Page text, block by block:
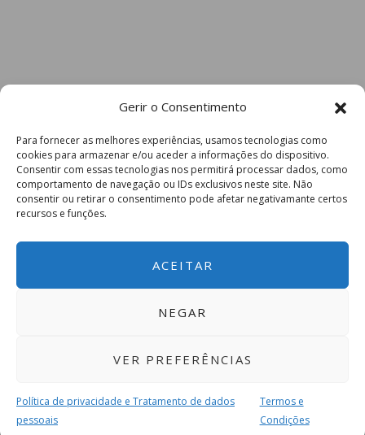
Gerir o Consentimento
Para fornecer as melhores experiências, usamos tecnologias como
cookies para armazenar e/ou aceder a informações do dispositivo.
Consentir com essas tecnologias nos permitirá processar dados, como
comportamento de navegação ou IDs exclusivos neste site. Não
consentir ou retirar o consentimento pode afetar negativamante certos
recursos e funções.
ACEITAR
NEGAR
VER PREFERÊNCIAS
Política de privacidade e Tratamento de dados
pessoais
Termos e
Condições